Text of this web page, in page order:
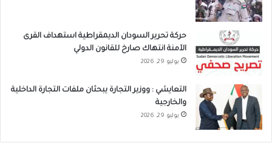
حركة تحرير السودان الديمقراطية استهداف القرى
الآمنة انتهاك صارخ للقانون الدولي
يوليو 29, 2026
التعايشي : ووزير التجارة يبحثان ملفات التجارة الداخلية
والخارجية
يوليو 29, 2026